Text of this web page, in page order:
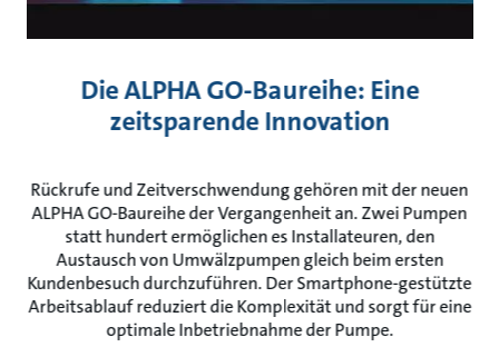
Die ALPHA GO-Baureihe: Eine
zeitsparende Innovation
Rückrufe und Zeitverschwendung gehören mit der neuen
ALPHA GO-Baureihe der Vergangenheit an. Zwei Pumpen
statt hundert ermöglichen es Installateuren, den
Austausch von Umwälzpumpen gleich beim ersten
Kundenbesuch durchzuführen. Der Smartphone-gestützte
Arbeitsablauf reduziert die Komplexität und sorgt für eine
optimale Inbetriebnahme der Pumpe.